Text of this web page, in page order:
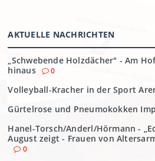
AKTUELLE NACHRICHTEN
„Schwebende Holzdächer" - Am
hinaus
0
Volleyball-Kracher in der Sport
Gürtelrose und Pneumokokken
Hanel-Torsch/Anderl/Hörmann -
August zeigt - Frauen von
0